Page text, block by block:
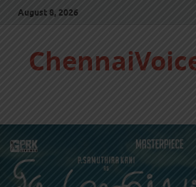
August 8, 2026